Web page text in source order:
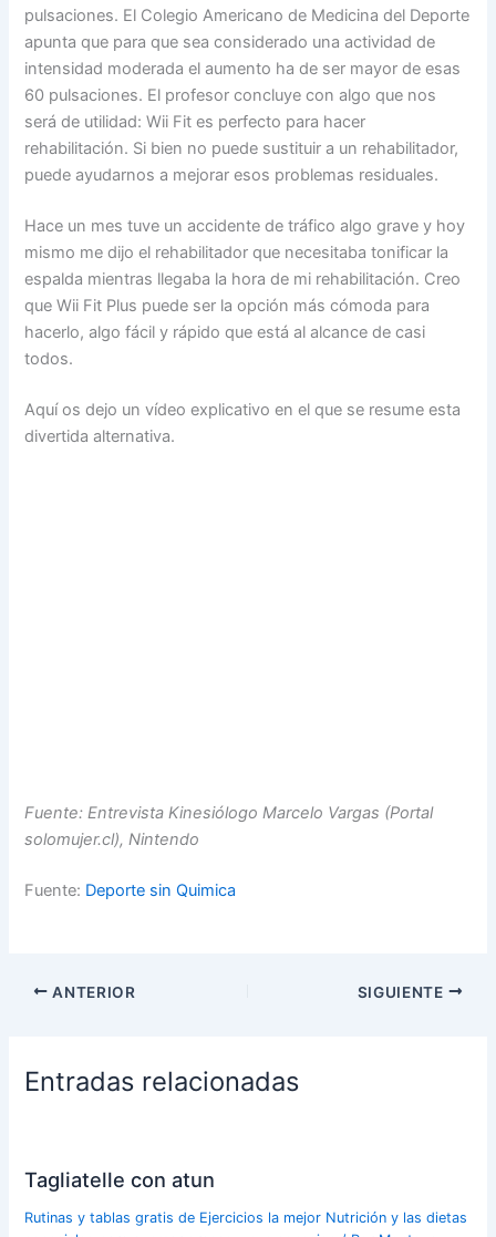
pulsaciones. El Colegio Americano de Medicina del Deporte
apunta que para que sea considerado una actividad de
intensidad moderada el aumento ha de ser mayor de esas
60 pulsaciones. El profesor concluye con algo que nos
será de utilidad: Wii Fit es perfecto para hacer
rehabilitación. Si bien no puede sustituir a un rehabilitador,
puede ayudarnos a mejorar esos problemas residuales.
Hace un mes tuve un accidente de tráfico algo grave y hoy
mismo me dijo el rehabilitador que necesitaba tonificar la
espalda mientras llegaba la hora de mi rehabilitación. Creo
que Wii Fit Plus puede ser la opción más cómoda para
hacerlo, algo fácil y rápido que está al alcance de casi
todos.
Aquí os dejo un vídeo explicativo en el que se resume esta
divertida alternativa.
Fuente: Entrevista Kinesiólogo Marcelo Vargas (Portal
solomujer.cl), Nintendo
Fuente: Deporte sin Quimica
ANTERIOR SIGUIENTE
Entradas relacionadas
Tagliatelle con atun
Rutinas y tablas gratis de Ejercicios la mejor Nutrición y las dietas